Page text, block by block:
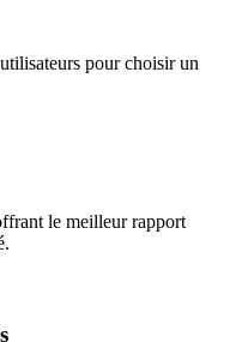
pour choisir un
le meilleur rapport